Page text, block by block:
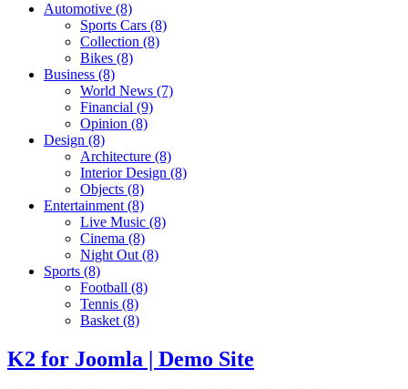
Automotive (8)
Sports Cars (8)
Collection (8)
Bikes (8)
Business (8)
World News (7)
Financial (9)
Opinion (8)
Design (8)
Architecture (8)
Interior Design (8)
Objects (8)
Entertainment (8)
Live Music (8)
Cinema (8)
Night Out (8)
Sports (8)
Football (8)
Tennis (8)
Basket (8)
K2 for Joomla | Demo Site